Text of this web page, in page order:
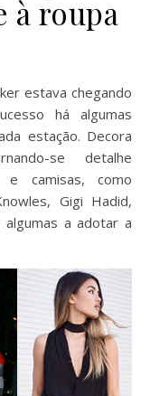
à roupa
há algumas
estação. Decora
se detalhe
e camisas, como
Gigi Hadid,
algumas a adotar a